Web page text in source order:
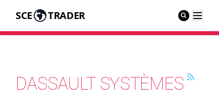
SCE TRADER
DASSAULT SYSTÈMES